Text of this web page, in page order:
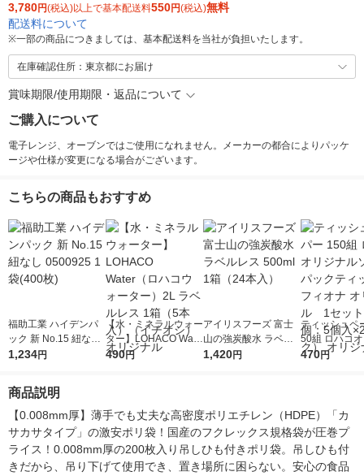
3,780円(税込)以上で基本配送料550円(税込)無料
配送料について
※一部の商品につきましては、基本配送料を当社が負担いたします。
在庫確認住所：東京都にお届け
賞味期限/使用期限・返品について
ご購入について
電子レンジ、オーブンではご使用になれません。メーカーの都合によりパッケ
ージや仕様が変更になる場合がございます。
こちらの商品もおすすめ
福助工業 ハイデンパ
ック 新 No.15 紐なし
0500925 1袋(400枚)
1,234円
【水・ミネラルウォー
ター】LOHACO Wate
r（ロハコウォータ
490円
アイリスフーズ 富士
山の強炭酸水 ラベル
レス 500ml 1箱（24
1,420円
ティッシュペ
50組 ロハコ
ルソフトパッ
オリジナル
470円
商品説明
【0.008mm厚】薄手でも丈夫な高密度ポリエチレン（HDPE）「カ
サカサタイプ」の激安ポリ袋！国産のフクレックス規格袋が圧巻プ
ライス！0.008mm厚の200枚入り吊しひも付きポリ袋。吊しひも付
きだから、吊り下げて使用でき、置き場所に困らない。安心の食品